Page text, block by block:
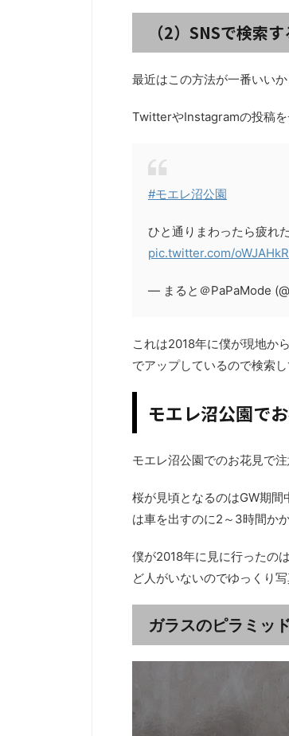
（2）SNSで検索す
最近はこの方法が一番いいか
TwitterやInstagramの投稿を
#モエレ沼公園
ひと通りまわったら疲れ
pic.twitter.com/
— まると＠PaPaMode
これは2018年に僕が現地か
でアップしているので検索
モエレ沼公園で
モエレ沼公園でのお花見で
桜が見頃となるのはGW期
は車を出すのに2～3時間か
僕が2018年に見に行ったの
ど人がいないのでゆっくり写
ガラスのピラミッ